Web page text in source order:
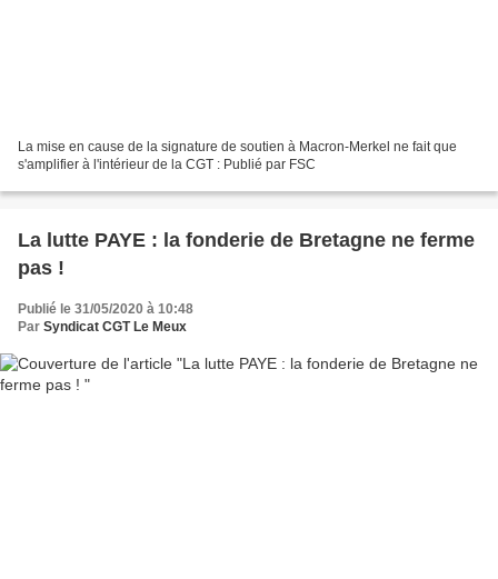
La mise en cause de la signature de soutien à Macron-Merkel ne fait que
s'amplifier à l'intérieur de la CGT : Publié par FSC
La lutte PAYE : la fonderie de Bretagne ne ferme
pas !
Publié le 31/05/2020 à 10:48
Par Syndicat CGT Le Meux